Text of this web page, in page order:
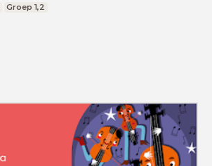
Groep 1,2